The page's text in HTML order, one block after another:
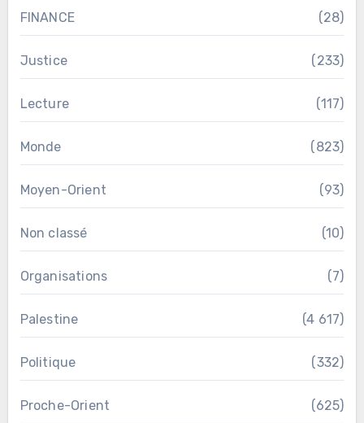
FINANCE (28)
Justice (233)
Lecture (117)
Monde (823)
Moyen-Orient (93)
Non classé (10)
Organisations (7)
Palestine (4 617)
Politique (332)
Proche-Orient (625)